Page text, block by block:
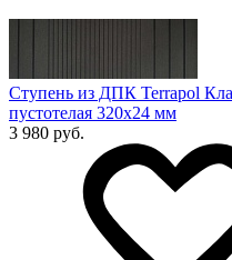
Ступень из ДПК Terrapol
пустотелая 320х24 мм
3 980 руб.